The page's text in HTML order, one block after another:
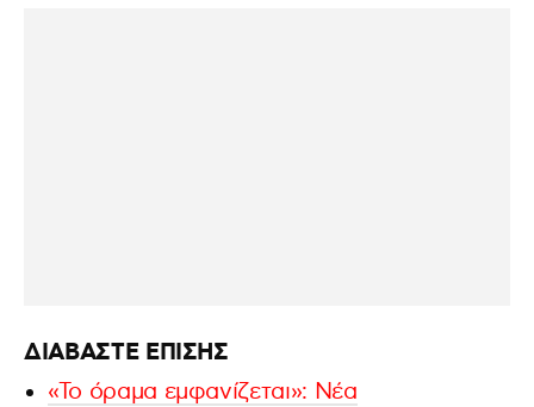
ΔΙΑΒΑΣΤΕ ΕΠΙΣΗΣ
«Το όραμα εμφανίζεται»: Νέα